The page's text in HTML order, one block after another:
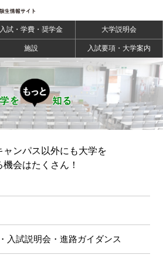
入試・学費・奨学金 大学説明会
施設 入試要項・大学案内
ャンパス以外にも大学を
機会はたくさん！
入試説明会・進路ガイダンス